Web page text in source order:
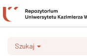
Szukaj